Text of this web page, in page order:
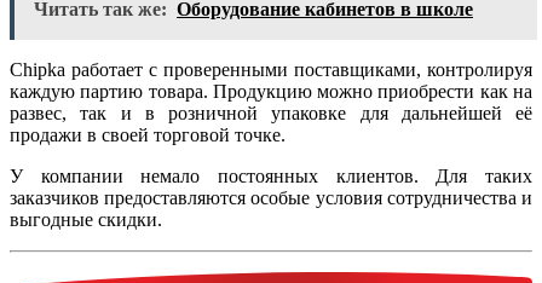
Читать так же: Оборудование кабинетов в школе
Chipka работает с проверенными поставщиками, контролируя
каждую партию товара. Продукцию можно приобрести как на
развес, так и в розничной упаковке для дальнейшей её
продажи в своей торговой точке.
У компании немало постоянных клиентов. Для таких
заказчиков предоставляются особые условия сотрудничества и
выгодные скидки.